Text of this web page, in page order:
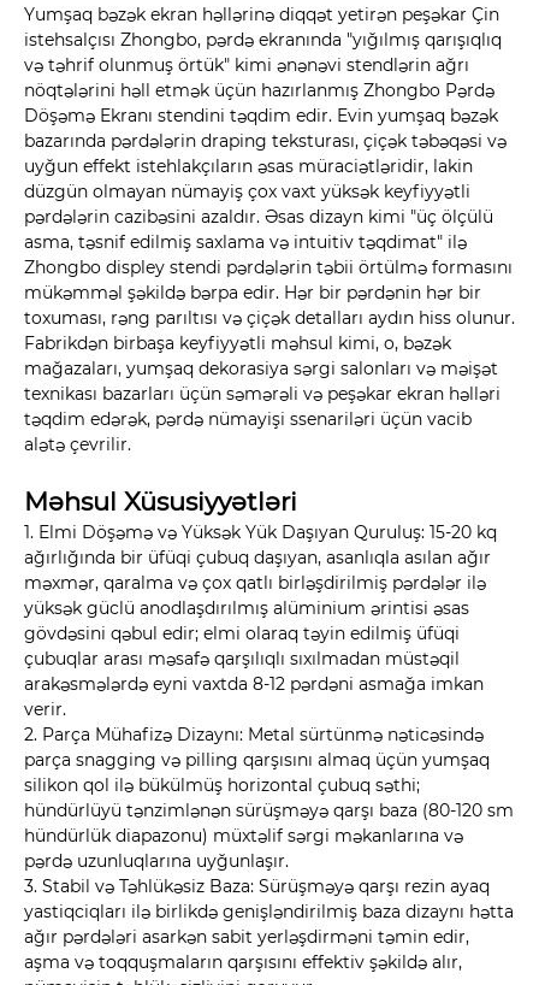
Yumşaq bəzək ekran həllərinə diqqət yetirən peşəkar Çin
istehsalçısı Zhongbo, pərdə ekranında "yığılmış qarışıqlıq
və təhrif olunmuş örtük" kimi ənənəvi stendlərin ağrı
nöqtələrini həll etmək üçün hazırlanmış Zhongbo Pərdə
Döşəmə Ekranı stendini təqdim edir. Evin yumşaq bəzək
bazarında pərdələrin draping teksturası, çiçək təbəqəsi və
uyğun effekt istehlakçıların əsas müraciətləridir, lakin
düzgün olmayan nümayiş çox vaxt yüksək keyfiyyətli
pərdələrin cazibəsini azaldır. Əsas dizayn kimi "üç ölçülü
asma, təsnif edilmiş saxlama və intuitiv təqdimat" ilə
Zhongbo displey stendi pərdələrin təbii örtülmə formasını
mükəmməl şəkildə bərpa edir. Hər bir pərdənin hər bir
toxuması, rəng parıltısı və çiçək detalları aydın hiss olunur.
Fabrikdən birbaşa keyfiyyətli məhsul kimi, o, bəzək
mağazaları, yumşaq dekorasiya sərgi salonları və məişət
texnikası bazarları üçün səmərəli və peşəkar ekran həlləri
təqdim edərək, pərdə nümayişi ssenariləri üçün vacib
alətə çevrilir.
Məhsul Xüsusiyyətləri
1. Elmi Döşəmə və Yüksək Yük Daşıyan Quruluş: 15-20 kq
ağırlığında bir üfüqi çubuq daşıyan, asanlıqla asılan ağır
məxmər, qaralma və çox qatlı birləşdirilmiş pərdələr ilə
yüksək güclü anodlaşdırılmış alüminium ərintisi əsas
gövdəsini qəbul edir; elmi olaraq təyin edilmiş üfüqi
çubuqlar arası məsafə qarşılıqlı sıxılmadan müstəqil
arakəsmələrdə eyni vaxtda 8-12 pərdəni asmağa imkan
verir.
2. Parça Mühafizə Dizaynı: Metal sürtünmə nəticəsində
parça snagging və pilling qarşısını almaq üçün yumşaq
silikon qol ilə bükülmüş horizontal çubuq səthi;
hündürlüyü tənzimlənən sürüşməyə qarşı baza (80-120 sm
hündürlük diapazonu) müxtəlif sərgi məkanlarına və
pərdə uzunluqlarına uyğunlaşır.
3. Stabil və Təhlükəsiz Baza: Sürüşməyə qarşı rezin ayaq
yastiqciqları ilə birlikdə genişləndirilmiş baza dizaynı hətta
ağır pərdələri asarkən sabit yerləşdirməni təmin edir,
aşma və toqquşmaların qarşısını effektiv şəkildə alır,